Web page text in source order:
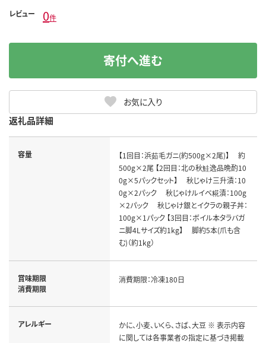
レビュー 0件
お気に入り
寄付へ進む
返礼品詳細
容量
【1回目：浜茹毛ガニ(約500g×2尾)】 約
500g×2尾 【2回目：北の秋鮭逸品晩酌10
0g×5パックセット】 秋じゃけ三升漬：10
0g×2パック 秋じゃけルイベ糀漬：100g
×2パック 秋じゃけ銀とイクラの親子丼：
100g×1パック 【3回目：ボイル本タラバガ
ニ脚4Lサイズ約1kg】 脚約5本(爪も含
む)（約1kg）
賞味期限
消費期限
消費期限：冷凍180日
アレルギー
かに、小麦、いくら、さば、大豆 ※ 表示内容
に関しては各事業者の指定に基づき掲載